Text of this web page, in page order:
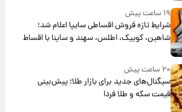
۱۹ ساعت پیش
شرایط تازه فروش اقساطی سایپا اعلام شد؛
شاهین، کوییک، اطلس، سهند و ساینا با اقساط
بلندمدت + جدول
۲۰ ساعت پیش
سیگنال‌های جدید برای بازار طلا؛ پیش‌بینی
قیمت سکه و طلا فردا